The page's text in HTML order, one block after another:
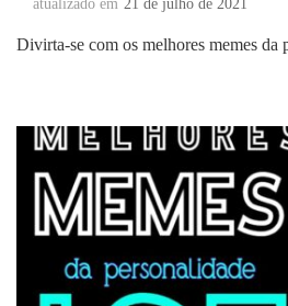
atualizado em 21 de julho de 2021
Divirta-se com os melhores memes da